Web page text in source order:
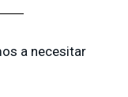
a necesitar